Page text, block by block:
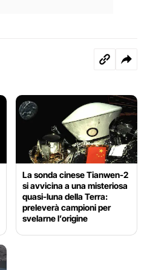
La sonda cinese Tianwen-2
si avvicina a una misteriosa
quasi-luna della Terra:
preleverà campioni per
svelarne l’origine